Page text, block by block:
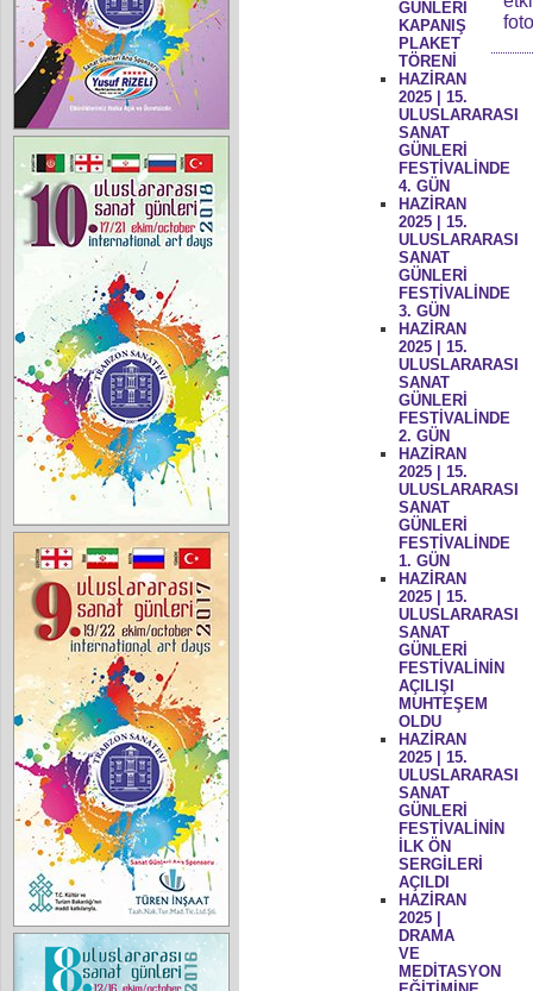
GÜNLERİ
KAPANIŞ
PLAKET
TÖRENİ
HAZİRAN
2025 | 15.
ULUSLARARASI
SANAT
GÜNLERİ
FESTİVALİNDE
4. GÜN
HAZİRAN
2025 | 15.
ULUSLARARASI
SANAT
GÜNLERİ
FESTİVALİNDE
3. GÜN
HAZİRAN
2025 | 15.
ULUSLARARASI
SANAT
GÜNLERİ
FESTİVALİNDE
2. GÜN
HAZİRAN
2025 | 15.
ULUSLARARASI
SANAT
GÜNLERİ
FESTİVALİNDE
1. GÜN
HAZİRAN
2025 | 15.
ULUSLARARASI
SANAT
GÜNLERİ
FESTİVALİNİN
AÇILIŞI
MUHTEŞEM
OLDU
HAZİRAN
2025 | 15.
ULUSLARARASI
SANAT
GÜNLERİ
FESTİVALİNİN
İLK ÖN
SERGİLERİ
AÇILDI
HAZİRAN
2025 |
DRAMA
VE
MEDİTASYON